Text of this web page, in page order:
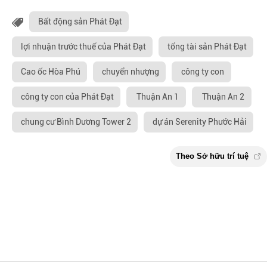
Bất động sản Phát Đạt
lợi nhuận trước thuế của Phát Đạt tổng tài sản Phát Đạt
Cao ốc Hòa Phú chuyển nhượng công ty con
công ty con của Phát Đạt Thuận An 1 Thuận An 2
chung cư Bình Dương Tower 2 dự án Serenity Phước Hải